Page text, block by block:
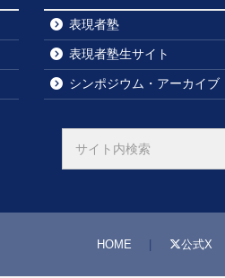
表現者塾
表現者塾生サイト
シンポジウム・アーカイブ
HOME 公式X